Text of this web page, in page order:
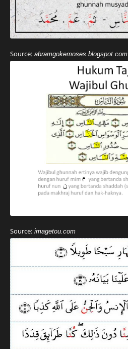
Source: abramgokemoses.blogspot.com
Source: imagetou.com